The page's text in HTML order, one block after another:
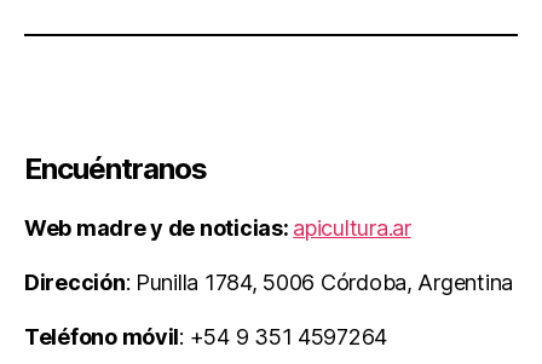
Encuéntranos
Web madre y de noticias: apicultura.ar
Dirección: Punilla 1784, 5006 Córdoba, Argentina
Teléfono móvil: +54 9 351 4597264